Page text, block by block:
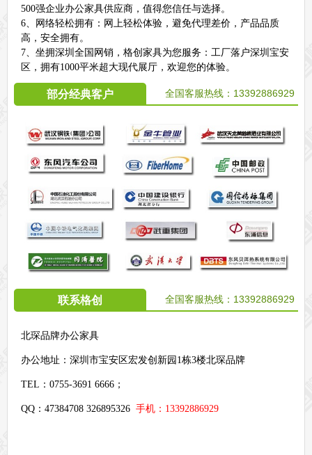
500强企业办公家具供应商，值得您信任与选择。
6、网络轻松拥有：网上轻松体验，避免代理差价，产品品质
高，安全拥有。
7、坐拥深圳全国网销，格创家具为您服务：工厂落户深圳宝安
区，拥有1000平米超大现代展厅，欢迎您的体验。
部分经典客户 全国客服热线： 13392886929
联系格创 全国客服热线： 13392886929
北琛品牌办公家具
办公地址： 深圳市宝安区宏发创新园1栋3楼北琛品牌
TEL：0755-3691 6666；
QQ：47384708 326895326 手机：13392886929